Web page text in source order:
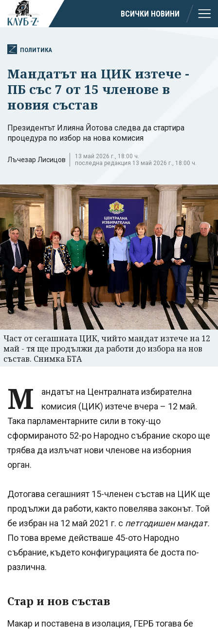
ВСИЧКИ НОВИНИ
ПОЛИТИКА
Мандатът на ЦИК изтече -
ПБ със 7 от 15 членове в
новия състав
Президентът Илияна Йотова следва да стартира
процедура по избор на нова комисия
Лъчезар Лисицов
13 май 2026 г., 18:00 ч.
последна редакция 13 май 2026 г., 18:00 ч.
Част от сегашната ЦИК, чийто мандат изтече на 12
май - тя ще продължи да работи до избора на нов
състав. Снимка БТА
М
андатът на Централната избирателна
комисия (ЦИК) изтече вчера – 12 май.
Така парламентарните сили в току-що
сформираното 52-ро Народно събрание скоро ще
трябва да излъчат нови членове на изборния
орган.
Дотогава сегашният 15-членен състав на ЦИК ще
продължи да работи, както повелява законът. Той
бе избран на 12 май 2021 г. с петгодишен мандат.
По това време действаше 45-ото Народно
събрание, където конфигурацията бе доста по-
различна.
Стар и нов състав
Макар и поставена в изолация, ГЕРБ тогава бе